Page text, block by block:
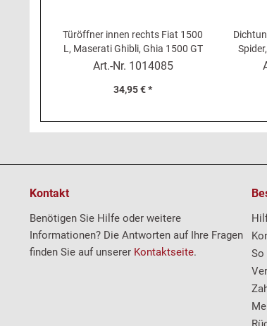
Türöffner innen rechts Fiat 1500
L, Maserati Ghibli, Ghia 1500 GT
Art.-Nr. 1014085
34,95 € *
Kontakt
Benötigen Sie Hilfe oder weitere
Informationen? Die Antworten auf Ihre Fragen
finden Sie auf unserer Kontaktseite.
So